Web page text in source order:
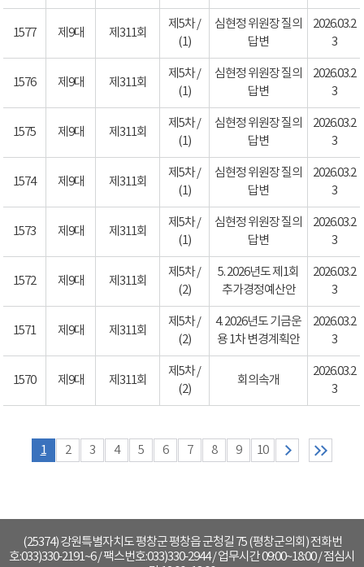
1577 제9대 제311회
제5차 /
(1)
심현정 위원장 질의
답변
2026.03.2
3
1576 제9대 제311회
제5차 /
(1)
심현정 위원장 질의
답변
2026.03.2
3
1575 제9대 제311회
제5차 /
(1)
심현정 위원장 질의
답변
2026.03.2
3
1574 제9대 제311회
제5차 /
(1)
심현정 위원장 질의
답변
2026.03.2
3
1573 제9대 제311회
제5차 /
(1)
심현정 위원장 질의
답변
2026.03.2
3
1572 제9대 제311회
제5차 /
(2)
5. 2026년도 제1회
추가경정예산안
2026.03.2
3
1571 제9대 제311회
제5차 /
(2)
4. 2026년도 기금운
용 1차 변경계획안
2026.03.2
3
1570 제9대 제311회
제5차 /
(2)
회의속개
2026.03.2
3
1 2 3 4 5 6 7 8 9 10
(25374) 강원특별자치도 평창군 평창읍 군청길 75 (평창군의회) 전화번
호:033)330-2191~6 / 팩스번호:033)330-2944 / 업무시간 09:00~18:00 / 점심시